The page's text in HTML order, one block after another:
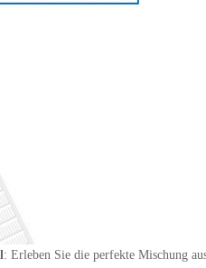
: Erleben Sie die perfekte Mischung